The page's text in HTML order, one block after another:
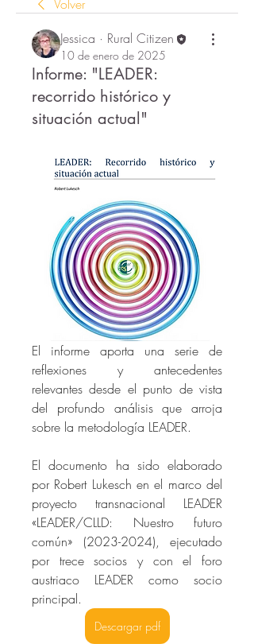
Volver
Jessica · Rural Citizen
10 de enero de 2025
Informe: "LEADER:
recorrido histórico y
situación actual"
El informe aporta una serie de
reflexiones y antecedentes
relevantes desde el punto de vista
del profundo análisis que arroja
sobre la metodología LEADER.
El documento ha sido elaborado
por Robert Lukesch en el marco del
proyecto transnacional LEADER
«LEADER/CLLD: Nuestro futuro
común» (2023-2024), ejecutado
por trece socios y con el foro
austriaco LEADER como socio
principal.
Descargar pdf